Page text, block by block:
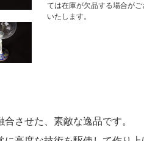
ては在庫が欠品する場合が
いたします。
させた、素敵な逸品です。